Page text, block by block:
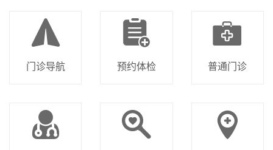
门诊导航 预约体检 普通门诊